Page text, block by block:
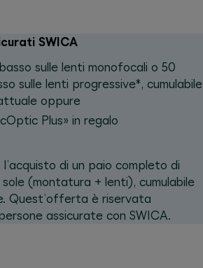
SWICA
sulle lenti monofocali o 50
sulle lenti progressive*, cumulabile
oppure
Plus» in regalo
di un paio completo di
(montatura + lenti), cumulabile
Quest’offerta è riservata
assicurate con SWICA.